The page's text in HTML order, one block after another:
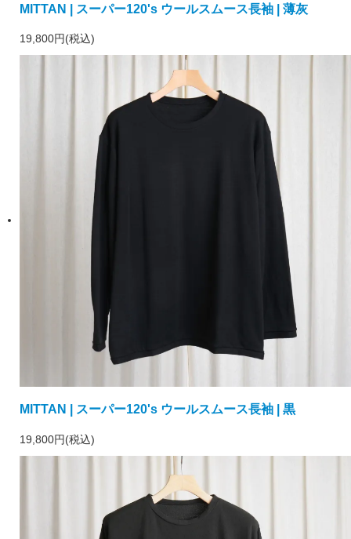
MITTAN | スーパー120's ウールスムース長袖 | 薄灰
19,800円(税込)
MITTAN | スーパー120's ウールスムース長袖 | 黒
19,800円(税込)